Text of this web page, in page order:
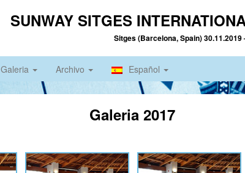
SUNWAY SITGES
Sitges (Barcelona, Spain) 30.11.2019
Galeria Archivo Español
Galeria 2017